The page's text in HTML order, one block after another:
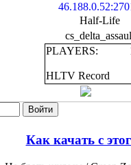
Half-Life
PLAYERS:
HLTV Record
Войти
Как качать с